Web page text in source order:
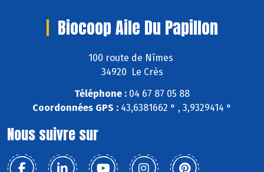
Biocoop Aile Du Papillon
100 route de Nîmes
34920 Le Crès
Téléphone : 04 67 87 05 88
Coordonnées GPS : 43,6381662 ° , 3,9329414 °
Nous suivre sur